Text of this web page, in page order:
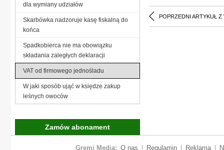
POPRZEDNI ARTYKUŁ Z
dla wymiany udziałów
Skarbówka nadzoruje kasę fiskalną do
końca
Spadkobierca nie ma obowiązku
składania zaległych deklaracji
VAT od firmowego jednośladu
W jaki sposób ująć w księdze zakup
leśnych owoców
Zamów abonament
Gremi Media: O nas Regulamin Reklama